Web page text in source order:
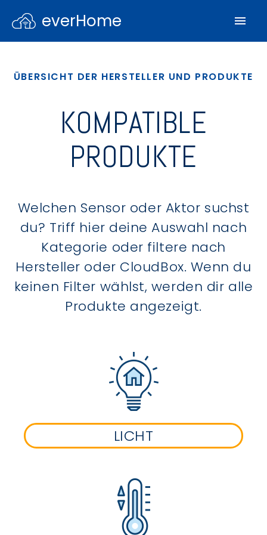
everHome
ÜBERSICHT DER HERSTELLER UND PRODUKTE
KOMPATIBLE
PRODUKTE
Welchen Sensor oder Aktor suchst
du? Triff hier deine Auswahl nach
Kategorie oder filtere nach
Hersteller oder CloudBox. Wenn du
keinen Filter wählst, werden dir alle
Produkte angezeigt.
LICHT